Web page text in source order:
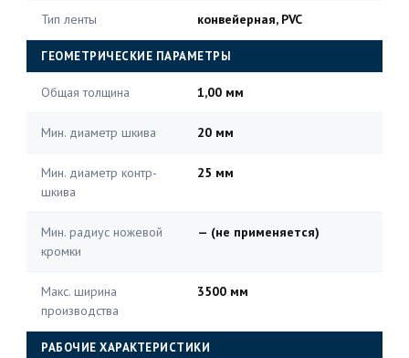
Тип ленты конвейерная, PVC
ГЕОМЕТРИЧЕСКИЕ ПАРАМЕТРЫ
Общая толщина 1,00 мм
Мин. диаметр шкива 20 мм
Мин. диаметр контр-
шкива
25 мм
Мин. радиус ножевой
кромки
— (не применяется)
Макс. ширина
производства
3500 мм
РАБОЧИЕ ХАРАКТЕРИСТИКИ